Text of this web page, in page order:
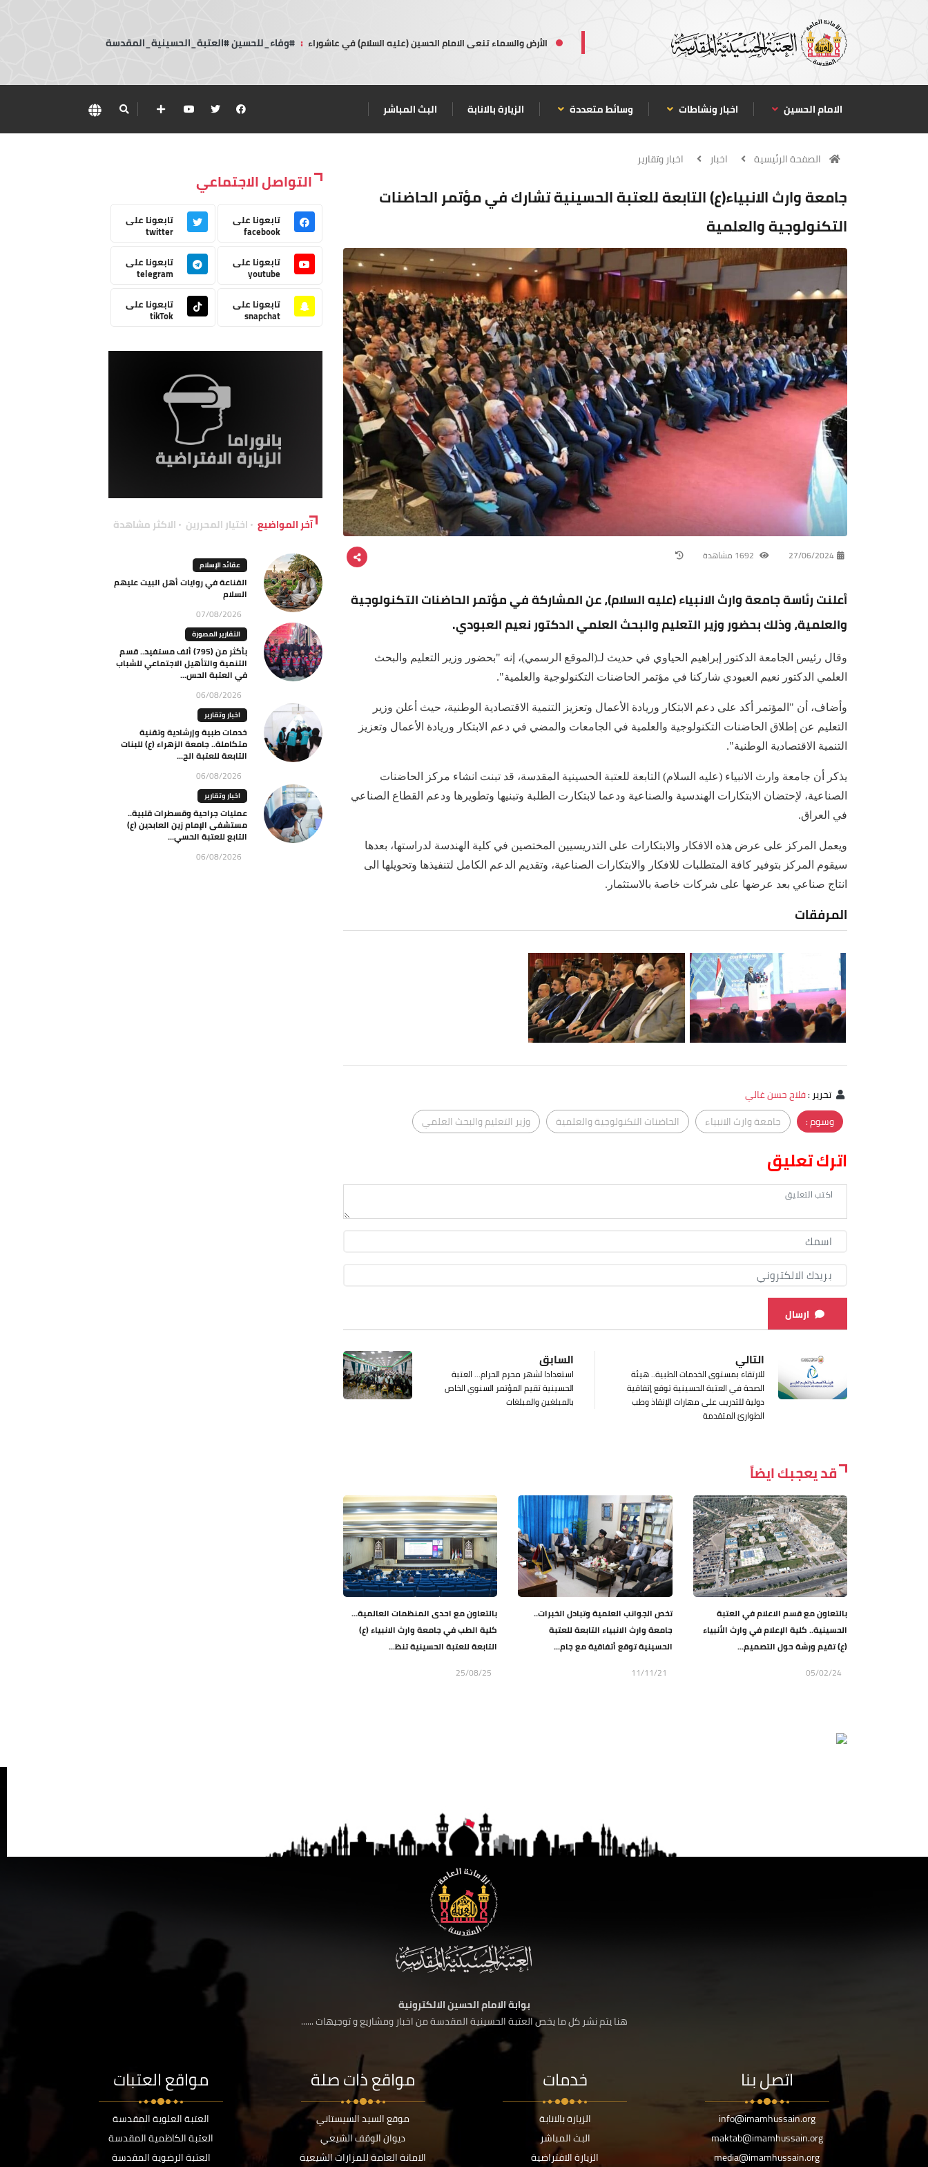
الأرض والسماء تنعى الامام الحسين (عليه السلام) في عاشوراء : #وفاء_للحسين #العتبة_الحسينية_المقدسة
الامام الحسين اخبار ونشاطات وسائط متعددة الزيارة بالانابة البث المباشر
الصفحة الرئيسية اخبار اخبار وتقارير
جامعة وارث الانبياء(ع) التابعة للعتبة الحسينية تشارك في مؤتمر الحاضنات
التكنولوجية والعلمية
27/06/2024
أعلنت رئاسة جامعة وارث الانبياء (عليه السلام)، عن المشاركة في مؤتمر الحاضنات التكنولوجية
والعلمية، وذلك بحضور وزير التعليم والبحث العلمي الدكتور نعيم العبودي.
وقال رئيس الجامعة الدكتور إبراهيم الحياوي في حديث لـ(الموقع الرسمي)، إنه "بحضور وزير التعليم والبحث
العلمي الدكتور نعيم العبودي شاركنا في مؤتمر الحاضنات التكنولوجية والعلمية".
وأضاف، أن "المؤتمر أكد على دعم الابتكار وريادة الأعمال وتعزيز التنمية الاقتصادية الوطنية، حيث أعلن وزير
التعليم عن إطلاق الحاضنات التكنولوجية والعلمية في الجامعات والمضي في دعم الابتكار وريادة الأعمال وتعزيز
التنمية الاقتصادية الوطنية".
يذكر أن جامعة وارث الانبياء (عليه السلام) التابعة للعتبة الحسينية المقدسة، قد تبنت انشاء مركز الحاضنات
الصناعية، لإحتضان الابتكارات الهندسية والصناعية ودعما لابتكارت الطلبة وتبنيها وتطويرها ودعم القطاع الصناعي
في العراق.
ويعمل المركز على عرض هذه الافكار والابتكارات على التدريسيين المختصين في كلية الهندسة لدراستها، بعدها
سيقوم المركز بتوفير كافة المتطلبات للافكار والابتكارات الصناعية، وتقديم الدعم الكامل لتنفيذها وتحويلها الى
انتاج صناعي بعد عرضها على شركات خاصة بالاستثمار.
المرفقات
تحرير:فلاح حسن غالي
وسوم :
جامعة وارث الانبياء الحاضنات التكنولوجية والعلمية وزير التعليم والبحث العلمي
اترك تعليق
ارسال
السابق
استعدادا لشهر محرم الحرام... العتبة
الحسينية تقيم المؤتمر السنوي الخاص
بالمبلغين والمبلغات
التالي
للارتقاء بمستوى الخدمات الطبية.. هيئة
الصحة في العتبة الحسينية توقع إتفاقية
دولية للتدريب على مهارات الإنقاذ وطب
الطوارئ المتقدمة
قد يعجبك ايضاً
بالتعاون مع قسم الاعلام في العتبة
الحسينية.. كلية الإعلام في وارث الأنبياء
(ع) تقيم ورشة حول التصميم...
05/02/24
تخص الجوانب العلمية وتبادل الخبرات..
جامعة وارث الانبياء التابعة للعتبة
الحسينية توقع أتفاقية مع جام...
11/11/21
بالتعاون مع احدى المنظمات العالمية…
كلية الطب في جامعة وارث الانبياء (ع)
التابعة للعتبة الحسينية تنظ...
25/08/25
التواصل الاجتماعي
تابعونا على
facebook
تابعونا على
twitter
تابعونا على
youtube
تابعونا على
telegram
تابعونا على
snapchat
تابعونا على
tikTok
آخر المواضيع اختيار المحررين الاكثر مشاهدة
عقائد الإسلام
القناعة في روايات أهل البيت عليهم
السلام
07/08/2026
التقارير المصورة
بأكثر من (795) ألف مستفيد.. قسم
التنمية والتأهيل الاجتماعي للشباب
في العتبة الحس...
06/08/2026
اخبار وتقارير
خدمات طبية وإرشادية وتقنية
متكاملة.. جامعة الزهراء (ع) للبنات
التابعة للعتبة الح...
06/08/2026
اخبار وتقارير
عمليات جراحية وقسطرات قلبية..
مستشفى الإمام زين العابدين (ع)
التابع للعتبة الحسي...
06/08/2026
بوابة الامام الحسين الالكترونية
هنا يتم نشر كل ما يخص العتبة الحسينية المقدسة من اخبار ومشاريع و توجيهات ......
اتصل بنا
info@imamhussain.org
maktab@imamhussain.org
media@imamhussain.org
خدمات
الزيارة بالانابة
البث المباشر
الزيارة الافتراضية
مواقع ذات صلة
موقع السيد السيستاني
ديوان الوقف الشيعي
الامانة العامة للمزارات الشيعية
مواقع العتبات
العتبة العلوية المقدسة
العتبة الكاظمية المقدسة
العتبة الرضوية المقدسة